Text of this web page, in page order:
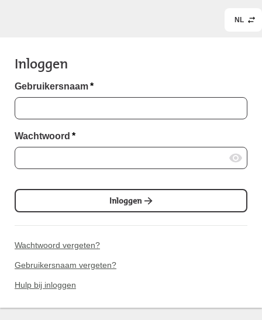
NL
Inloggen
Gebruikersnaam*
Wachtwoord *
Inloggen
Wachtwoord vergeten?
Gebruikersnaam vergeten?
Hulp bij inloggen